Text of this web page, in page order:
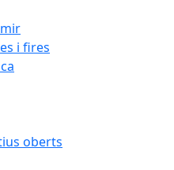
i fires
oberts